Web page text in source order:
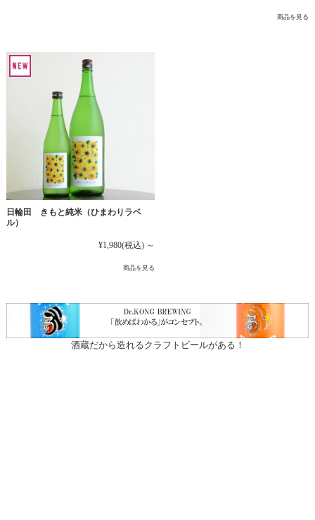
商品を見る
日輪田 きもと純米（ひまわりラベ
ル）
¥1,980(税込) ～
商品を見る
酒蔵だから造れるクラフトビールがある！